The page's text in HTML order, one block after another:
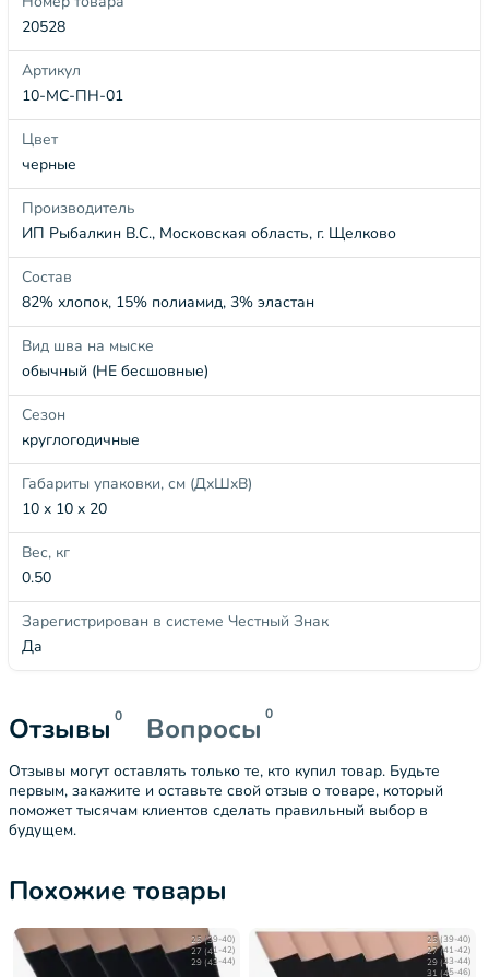
20528
Артикул
10-МС-ПН-01
Цвет
черные
Производитель
ИП Рыбалкин В.С., Московская область, г. Щелково
Состав
82% хлопок, 15% полиамид, 3% эластан
Вид шва на мыске
обычный (НЕ бесшовные)
Сезон
круглогодичные
Габариты упаковки, см (ДхШхВ)
10 x 10 x 20
Вес, кг
0.50
Зарегистрирован в системе Честный Знак
Да
Отзывы 0 Вопросы 0
Отзывы могут оставлять только те, кто купил товар. Будьте
первым, закажите и оставьте свой отзыв о товаре, который
поможет тысячам клиентов сделать правильный выбор в
будущем.
Похожие товары
25 (39-40)
27 (41-42)
29 (43-44)
25 (39-40)
27 (41-42)
29 (43-44)
31 (45-46)